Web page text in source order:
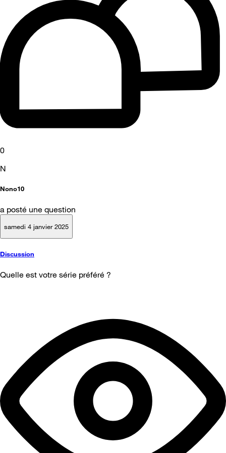
0
N
Nono10
a posté une question
samedi 4 janvier 2025
Discussion
Quelle est votre série préféré ?